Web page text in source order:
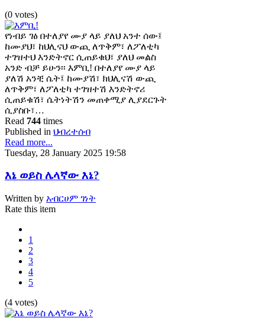
(0 votes)
የነብይ ገፅ በተለያየ ሙያ ላይ ያለህ አንተ ሰው፤
ከሙያህ፣ ከህሊናህ ውጪ ለጥቅም፣ ለፖለቲካ
ተገዝተህ እንድትኖር ሲጠይቁህ፣ ያለህ መልስ
አንድ ብቻ ይሁን፡፡ እምቢ! በተለያየ ሙያ ላይ
ያለሽ አንቺ ሴት፤ ከሙያሽ፣ ክህሊናሽ ውጪ
ለጥቅም፣ ለፖለቲካ ተገዝተሽ እንድትኖሪ
ሲጠይቁሽ፣ ሴትነትሽን መጠቀሚያ ሊያደርጉት
ሲያስቡ፣…
Read 744 times
Published in ህብረተሰብ
Read more...
Tuesday, 28 January 2025 19:58
እኔ ወይስ ሌላኛው እኔ?
Written by አብርሀም ገነት
Rate this item
1
2
3
4
5
(4 votes)